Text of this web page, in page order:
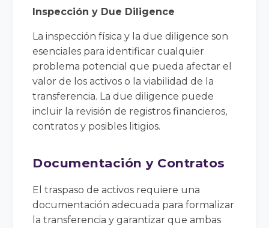
Inspección y Due Diligence
La inspección física y la due diligence son
esenciales para identificar cualquier
problema potencial que pueda afectar el
valor de los activos o la viabilidad de la
transferencia. La due diligence puede
incluir la revisión de registros financieros,
contratos y posibles litigios.
Documentación y Contratos
El traspaso de activos requiere una
documentación adecuada para formalizar
la transferencia y garantizar que ambas